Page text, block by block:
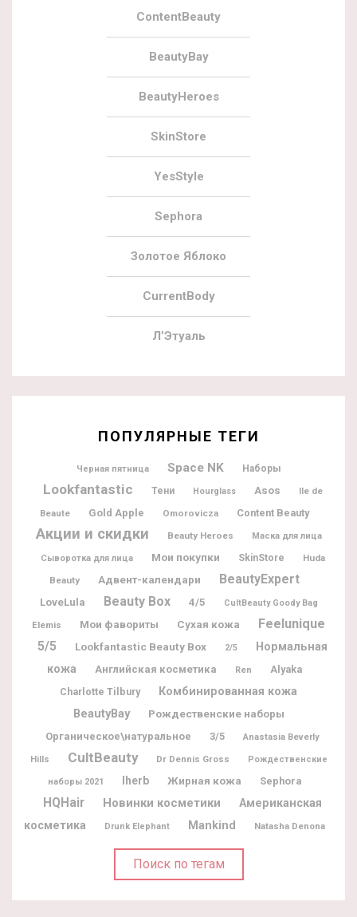
ContentBeauty
BeautyBay
BeautyHeroes
SkinStore
YesStyle
Sephora
Золотое Яблоко
CurrentBody
Л’Этуаль
ПОПУЛЯРНЫЕ ТЕГИ
Черная пятница Space NK Наборы
Lookfantastic Тени Hourglass Asos
Ile de
Beaute
Gold Apple Omorovicza Content Beauty
Акции и скидки Beauty Heroes Маска для лица
Сыворотка для лица Мои покупки SkinStore
Huda
Beauty
Адвент-календари BeautyExpert
LoveLula Beauty Box 4/5 CultBeauty Goody Bag
Elemis Мои фавориты Сухая кожа
Feelunique
5/5
Lookfantastic Beauty Box 2/5
Нормальная
кожа
Английская косметика Ren
Alyaka
Charlotte Tilbury
Комбинированная кожа
BeautyBay Рождественские наборы
Органическое\натуральное 3/5 Anastasia Beverly
Hills CultBeauty Dr Dennis Gross Рождественские
наборы 2021 Iherb Жирная кожа Sephora
HQHair Новинки косметики
Американская
косметика
Drunk Elephant Mankind Natasha Denona
Поиск по тегам